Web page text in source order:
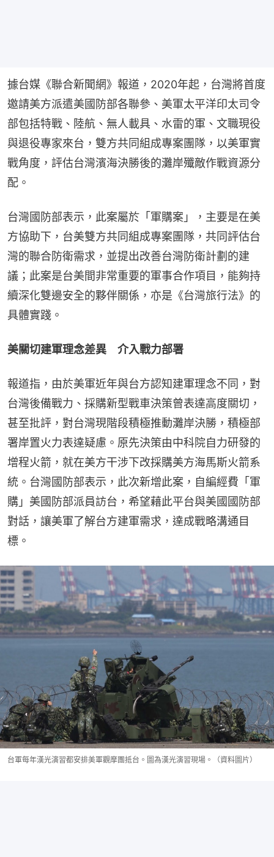
據台媒《聯合新聞網》報道，2020年起，台灣將首度
邀請美方派遣美國防部各聯參、美軍太平洋印太司令
部包括特戰、陸航、無人載具、水雷的軍、文職現役
與退役專家來台，雙方共同組成專案團隊，以美軍實
戰角度，評估台灣濱海決勝後的灘岸殲敵作戰資源分
配。
台灣國防部表示，此案屬於「軍購案」，主要是在美
方協助下，台美雙方共同組成專案團隊，共同評估台
灣的聯合防衛需求，並提出改善台灣防衛計劃的建
議；此案是台美間非常重要的軍事合作項目，能夠持
續深化雙邊安全的夥伴關係，亦是《台灣旅行法》的
具體實踐。
美關切建軍理念差異　介入戰力部署
報道指，由於美軍近年與台方認知建軍理念不同，對
台灣後備戰力、採購新型戰車決策曾表達高度關切，
甚至批評，對台灣現階段積極推動灘岸決勝，積極部
署岸置火力表達疑慮。原先決策由中科院自力研發的
增程火箭，就在美方干涉下改採購美方海馬斯火箭系
統。台灣國防部表示，此次新增此案，自編經費「軍
購」美國防部派員訪台，希望藉此平台與美國國防部
對話，讓美軍了解台方建軍需求，達成戰略溝通目
標。
台軍每年漢光演習都安排美軍觀摩團抵台。圖為漢光演習現場。（資料圖片）